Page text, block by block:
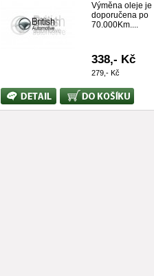
Výměna oleje je
doporučena po
70.000Km....
338,- Kč
279,- Kč
Bližší
informace
Koupit